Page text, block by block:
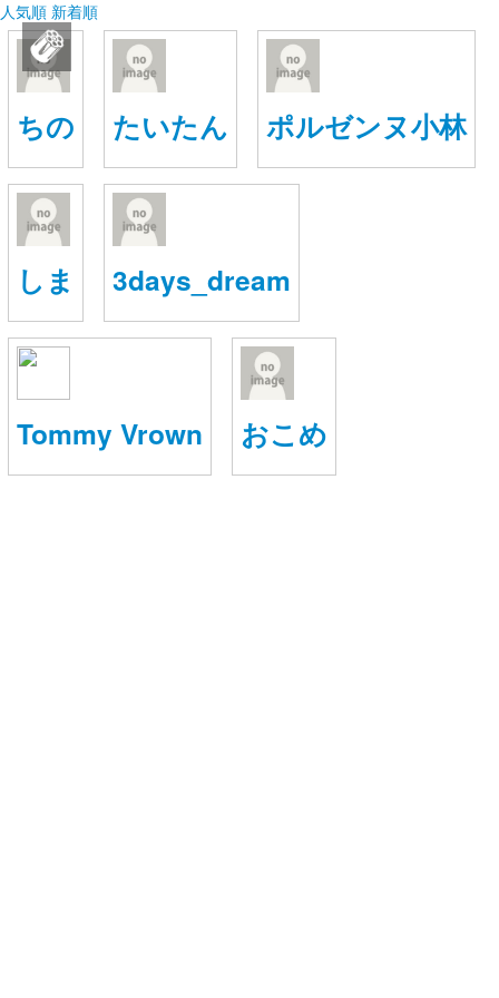
ArriveOne
ログイン
新規登録
ストリーム
タグ
このコミュニティについて
RSS
REVOLVER
人気順 新着順
ちの たいたん ポルゼンヌ小林
しま 3days_dream
Tommy Vrown おこめ
ArriveOne
ゲーム創作して
ゲームやって
ゲーム創作して
ゲームやって
ログイン 新規登録